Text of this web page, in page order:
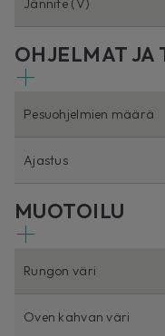
Jännite (V)
OHJELMAT JA
Pesuohjelmien määrä
Ajastus
MUOTOILU
Rungon väri
Oven kahvan väri